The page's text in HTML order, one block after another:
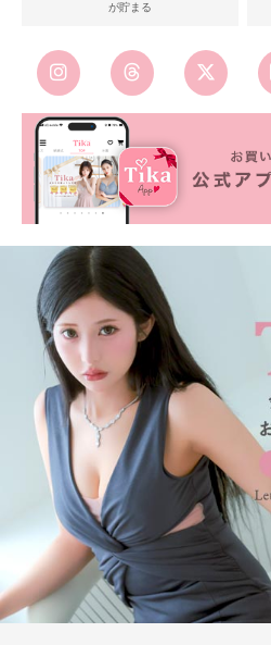
■カラーバリエーション
が貯まる